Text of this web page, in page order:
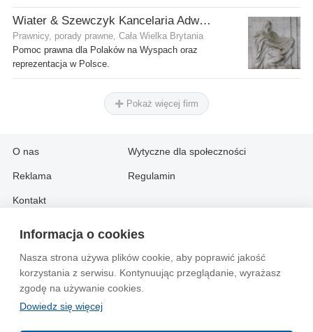
Informacja o cookies
Nasza strona używa plików cookie, aby poprawić jakość
korzystania z serwisu. Kontynuując przeglądanie, wyrażasz
zgodę na używanie cookies.
Dowiedz się więcej
Wiater & Szewczyk Kancelaria Adwokacka
Prawnicy, porady prawne, Cała Wielka Brytania
Pomoc prawna dla Polaków na Wyspach oraz
reprezentacja w Polsce.
Pokaż więcej firm
O nas
Reklama
Kontakt
Wytyczne dla społeczności
Regulamin
Information in English:
About
Advertise
Contact